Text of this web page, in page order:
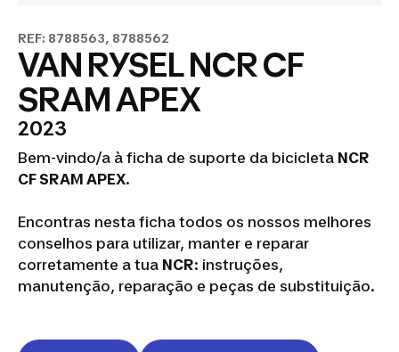
REF: 8788563, 8788562
VAN RYSEL NCR CF
SRAM APEX
2023
Bem-vindo/a à ficha de suporte da bicicleta NCR
CF SRAM APEX.
Encontras nesta ficha todos os nossos melhores
conselhos para utilizar, manter e reparar
corretamente a tua NCR: instruções,
manutenção, reparação e peças de substituição.